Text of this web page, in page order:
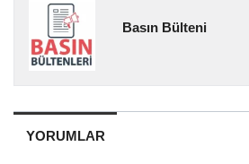
Basın Bülteni
YORUMLAR